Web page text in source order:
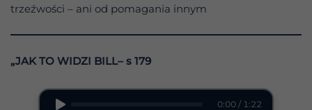
trzeźwości – ani od pomagania innym
„JAK TO WIDZI BILL– s 179
0:00 / 1:22